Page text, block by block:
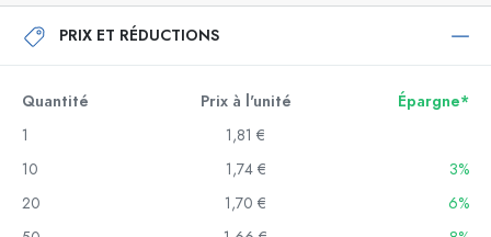
PRIX ET RÉDUCTIONS
Quantité Prix à l'unité
Épargne*
1
1,81 €
10
1,74 €
3%
20
1,70 €
6%